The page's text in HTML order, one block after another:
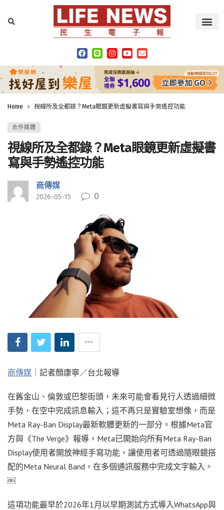
Home 視線所及全都錄？Meta眼鏡更新虛擬書寫與手勢遙控功能
合作媒體
視線所及全都錄？Meta眼鏡更新虛擬書
寫與手勢遙控功能
商傳媒
2026-05-15 0
商傳媒 ｜記者顏康寧／台北報導
在舊金山、倫敦或巴黎街頭，未來可能會看見行人透過細微
手勢，在空中完成訊息輸入；這不再只是實驗室想像，而是
Meta Ray-Ban Display最新軟體更新的一部分。根據Meta官
方與《The Verge》報導，Meta已開始向所有Meta Ray-Ban
Display使用者開放神經手寫功能，讓使用者可透過隨眼鏡搭
配的Meta Neural Band，在多個通訊服務中完成文字輸入。
￼
這項功能最早於2026年1月以早期測試方式導入WhatsApp與